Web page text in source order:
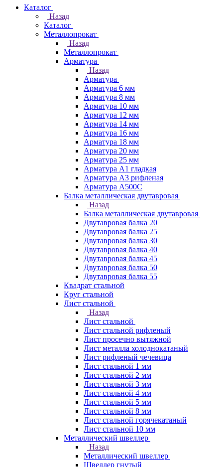
Каталог
Назад
Каталог
Металлопрокат
Назад
Металлопрокат
Арматура
Назад
Арматура
Арматура 6 мм
Арматура 8 мм
Арматура 10 мм
Арматура 12 мм
Арматура 14 мм
Арматура 16 мм
Арматура 18 мм
Арматура 20 мм
Арматура 25 мм
Арматура А1 гладкая
Арматура А3 рифленая
Арматура А500С
Балка металлическая двутавровая
Назад
Балка металлическая двутавровая
Двутавровая балка 20
Двутавровая балка 25
Двутавровая балка 30
Двутавровая балка 40
Двутавровая балка 45
Двутавровая балка 50
Двутавровая балка 55
Квадрат стальной
Круг стальной
Лист стальной
Назад
Лист стальной
Лист стальной рифленый
Лист просечно вытяжной
Лист металла холоднокатаный
Лист рифленый чечевица
Лист стальной 1 мм
Лист стальной 2 мм
Лист стальной 3 мм
Лист стальной 4 мм
Лист стальной 5 мм
Лист стальной 8 мм
Лист стальной горячекатаный
Лист стальной 10 мм
Металлический швеллер
Назад
Металлический швеллер
Швеллер гнутый